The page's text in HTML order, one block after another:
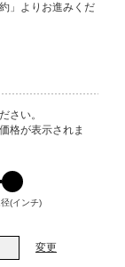
」よりお進みくだ
さい。
格が表示されま
径(インチ)
変更